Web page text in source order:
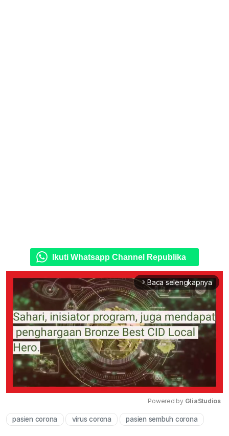
Ikuti Whatsapp Channel Republika
arrow_forward_ios Baca selengkapnya
Mute
Powered by GliaStudios
pasien corona virus corona pasien sembuh corona